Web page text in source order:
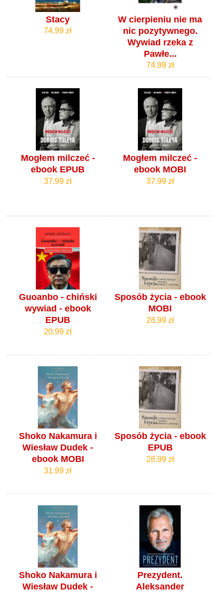
Stacy
74.99 zł
W cierpieniu nie ma
nic pozytywnego.
Wywiad rzeka z
Pawłe...
74.99 zł
Mogłem milczeć -
ebook EPUB
37.99 zł
Mogłem milczeć -
ebook MOBI
37.99 zł
Guoanbo - chiński
wywiad - ebook
EPUB
20.99 zł
Sposób życia - ebook
MOBI
28.99 zł
Shoko Nakamura i
Wiesław Dudek -
ebook MOBI
31.99 zł
Sposób życia - ebook
EPUB
28.99 zł
Shoko Nakamura i
Wiesław Dudek -
Prezydent.
Aleksander